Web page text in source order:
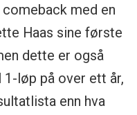
med en
Haas sine første
dette er også
løp på over ett år,
enn hva